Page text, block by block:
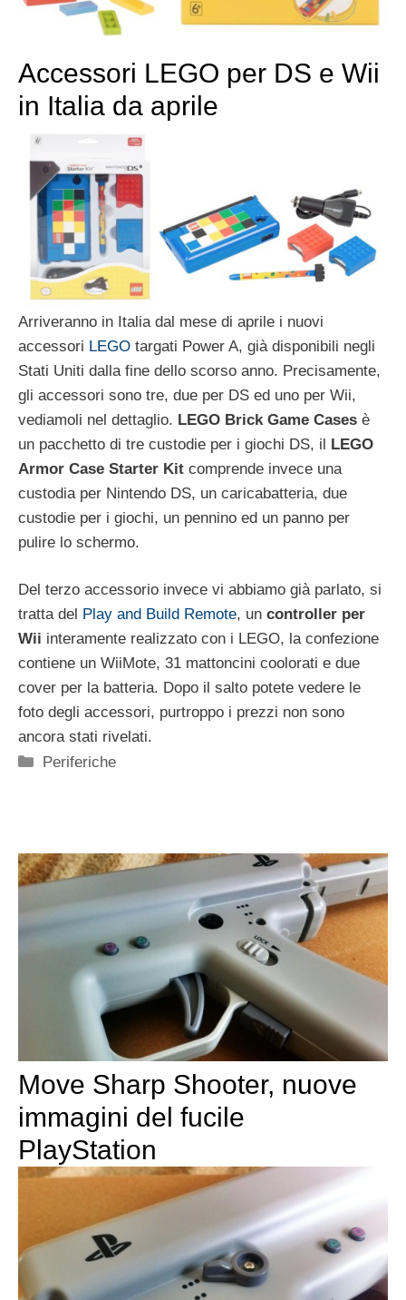
Accessori LEGO per DS e Wii
in Italia da aprile
Arriveranno in Italia dal mese di aprile i nuovi
accessori LEGO targati Power A, già disponibili negli
Stati Uniti dalla fine dello scorso anno. Precisamente,
gli accessori sono tre, due per DS ed uno per Wii,
vediamoli nel dettaglio. LEGO Brick Game Cases è
un pacchetto di tre custodie per i giochi DS, il LEGO
Armor Case Starter Kit comprende invece una
custodia per Nintendo DS, un caricabatteria, due
custodie per i giochi, un pennino ed un panno per
pulire lo schermo.
Del terzo accessorio invece vi abbiamo già parlato, si
tratta del Play and Build Remote, un controller per
Wii interamente realizzato con i LEGO, la confezione
contiene un WiiMote, 31 mattoncini coolorati e due
cover per la batteria. Dopo il salto potete vedere le
foto degli accessori, purtroppo i prezzi non sono
ancora stati rivelati.
Categorie
Periferiche
Move Sharp Shooter, nuove
immagini del fucile
PlayStation